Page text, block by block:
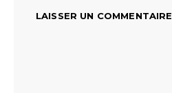
LAISSER UN COMMENTAIRE